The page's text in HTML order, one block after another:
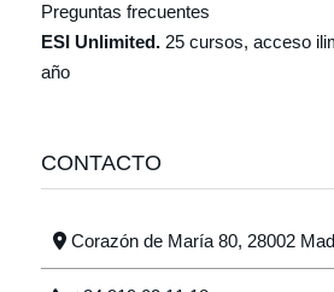
Preguntas frecuentes
ESI Unlimited. 25 cursos, acceso
año
CONTACTO
Corazón de María 80, 28002